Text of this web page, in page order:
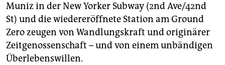
Muniz in der New Yorker Subway (2nd Ave/42nd
St) und die wiedereröffnete Station am Ground
Zero zeugen von Wandlungskraft und originärer
Zeitgenossenschaft – und von einem unbändigen
Überlebenswillen.